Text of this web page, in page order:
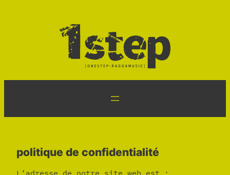
politique de confidentialité